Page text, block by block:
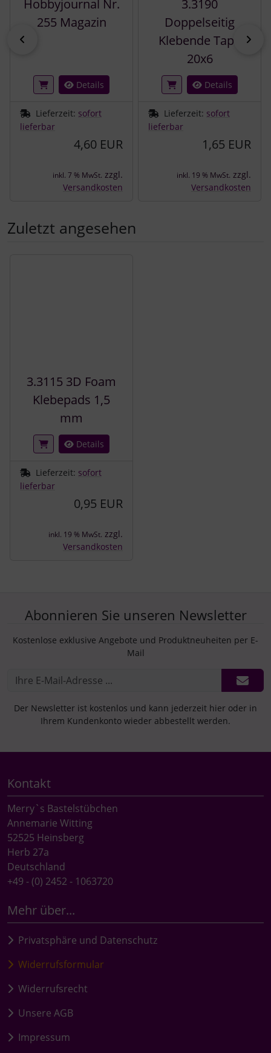
Hobbyjournal Nr.
255 Magazin
Details
Lieferzeit: sofort
lieferbar
4,60 EUR
inkl. 7 % MwSt. zzgl.
Versandkosten
3.3190
Doppelseitig
Klebende Tape
20x6
Details
Lieferzeit: sofort
lieferbar
1,65 EUR
inkl. 19 % MwSt. zzgl.
Versandkosten
Zuletzt angesehen
3.3115 3D Foam
Klebepads 1,5
mm
Details
Lieferzeit: sofort
lieferbar
0,95 EUR
inkl. 19 % MwSt. zzgl.
Versandkosten
Abonnieren Sie unseren Newsletter
Kostenlose exklusive Angebote und Produktneuheiten per E-
Mail
Der Newsletter ist kostenlos und kann jederzeit hier oder in
Ihrem Kundenkonto wieder abbestellt werden.
Kontakt
Merry`s Bastelstübchen
Annemarie Witting
52525 Heinsberg
Herb 27a
Deutschland
+49 - (0) 2452 - 1063720
Mehr über...
Privatsphäre und Datenschutz
Widerrufsformular
Widerrufsrecht
Unsere AGB
Impressum